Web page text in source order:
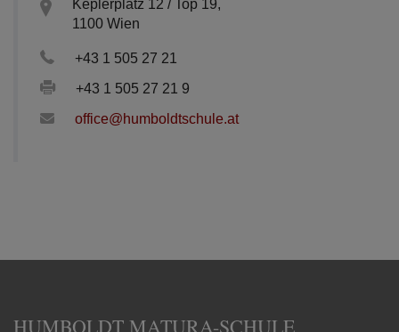
Keplerplatz 12 / Top 19,
1100 Wien
+43 1 505 27 21
+43 1 505 27 21 9
office@humboldtschule.at
HUMBOLDT MATURA-SCHULE